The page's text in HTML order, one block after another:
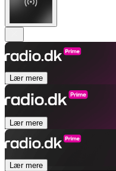
Lær mere
Lær mere
Lær mere